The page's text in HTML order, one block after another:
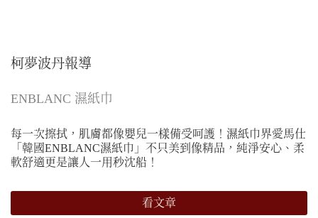
柯夢波丹報導
ENBLANC 濕紙巾
每一次擦拭，肌膚都像嬰兒一樣備受呵護！濕紙巾界愛馬仕
「韓國ENBLANC濕紙巾」不只美到像精品，純淨安心、柔
軟舒適更是讓人一用秒沈船！
看文章